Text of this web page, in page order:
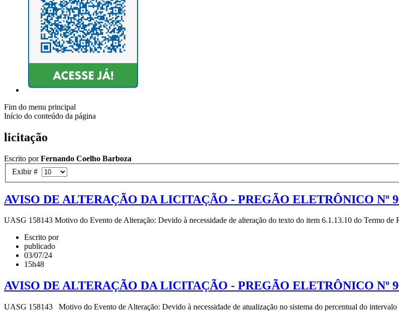
Fim do menu principal
Início do conteúdo da página
licitação
Escrito porFernando Coelho Barboza
Exibir #
AVISO DE ALTERAÇÃO DA LICITAÇÃO - PREGÃO ELETRÔNICO Nº
UASG 158143 Motivo do Evento de Alteração: Devido à necessidade de alteração do texto do item 6.1.13.10 do Termo
Escrito por
publicado
03/07/24
15h48
AVISO DE ALTERAÇÃO DA LICITAÇÃO - PREGÃO ELETRÔNICO Nº
UASG 158143 Motivo do Evento de Alteração: Devido à necessidade de atualização no sistema do percentual do